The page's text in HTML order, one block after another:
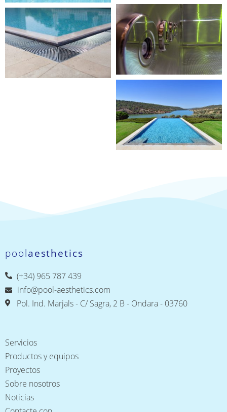
poolaesthetics
(+34) 965 787 439
info@pool-aesthetics.com
Pol. Ind. Marjals - C/ Sagra, 2 B - Ondara - 03760
Servicios
Productos y equipos
Proyectos
Sobre nosotros
Noticias